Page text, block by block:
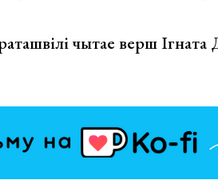
чытае верш Ігната